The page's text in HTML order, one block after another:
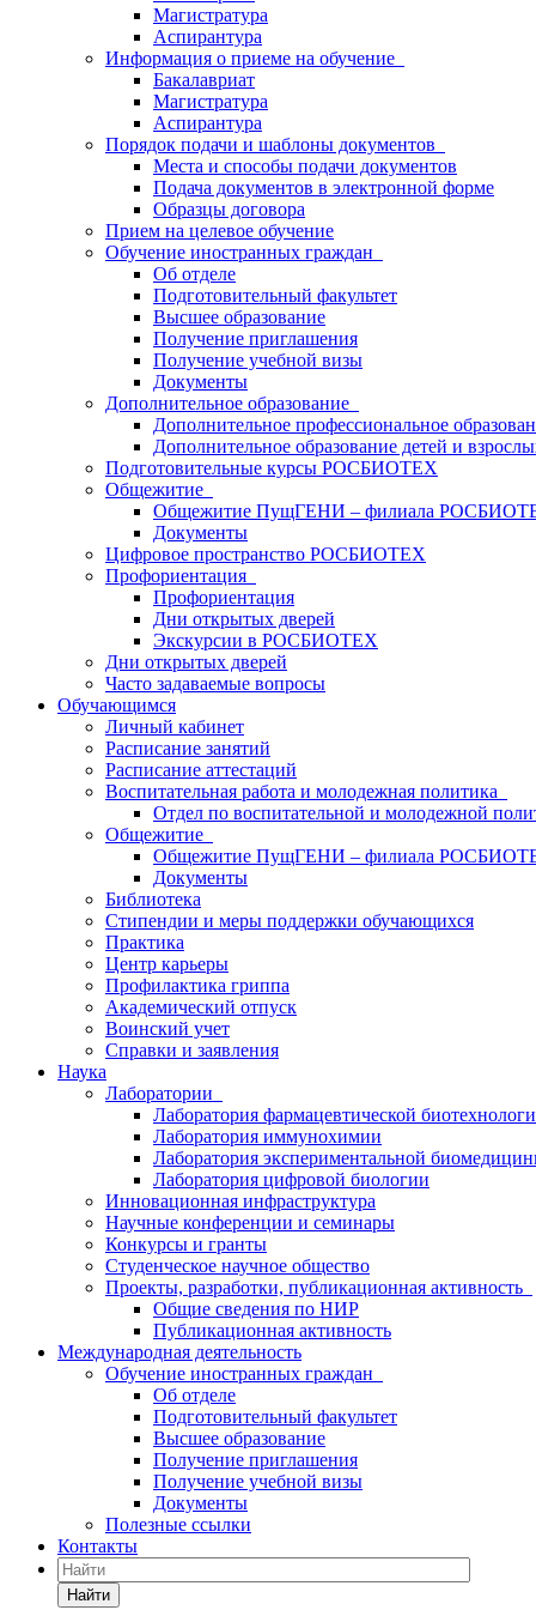
Магистратура
Аспирантура
Информация о приеме на обучение
Бакалавриат
Магистратура
Аспирантура
Порядок подачи и шаблоны документов
Места и способы подачи документов
Подача документов в электронной форме
Образцы договора
Прием на целевое обучение
Обучение иностранных граждан
Об отделе
Подготовительный факультет
Высшее образование
Получение приглашения
Получение учебной визы
Документы
Дополнительное образование
Дополнительное профессиональное
Дополнительное образование детей и
Подготовительные курсы РОСБИОТЕХ
Общежитие
Общежитие ПущГЕНИ – филиала
Документы
Цифровое пространство РОСБИОТЕХ
Профориентация
Профориентация
Дни открытых дверей
Экскурсии в РОСБИОТЕХ
Дни открытых дверей
Часто задаваемые вопросы
Обучающимся
Личный кабинет
Расписание занятий
Расписание аттестаций
Воспитательная работа и молодежная политика
Отдел по воспитательной и молодежной
Общежитие
Общежитие ПущГЕНИ – филиала
Документы
Библиотека
Стипендии и меры поддержки обучающихся
Практика
Центр карьеры
Профилактика гриппа
Академический отпуск
Воинский учет
Справки и заявления
Наука
Лаборатории
Лаборатория фармацевтической
Лаборатория иммунохимии
Лаборатория экспериментальной
Лаборатория цифровой биологии
Инновационная инфраструктура
Научные конференции и семинары
Конкурсы и гранты
Студенческое научное общество
Проекты, разработки, публикационная активность
Общие сведения по НИР
Публикационная активность
Международная деятельность
Обучение иностранных граждан
Об отделе
Подготовительный факультет
Высшее образование
Получение приглашения
Получение учебной визы
Документы
Полезные ссылки
Контакты
Найти